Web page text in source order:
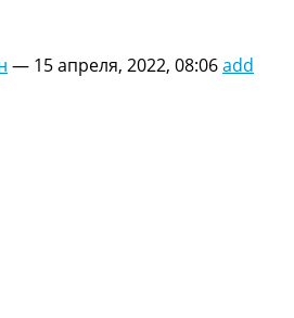
— 15 апреля, 2022, 08:06add